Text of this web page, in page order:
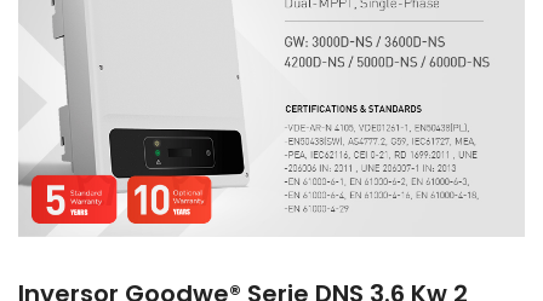
Inversor Goodwe® Serie DNS 3.6 Kw 2